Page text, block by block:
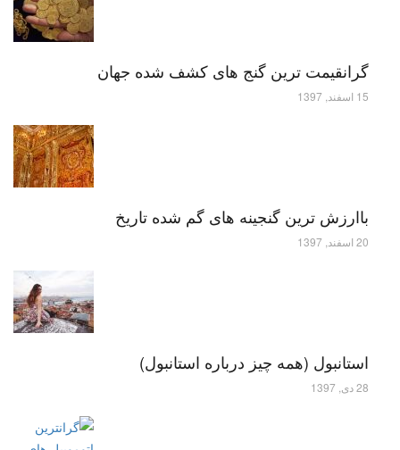
گرانقیمت ترین گنج های کشف شده جهان
15 اسفند, 1397
باارزش ترین گنجینه های گم شده تاریخ
20 اسفند, 1397
استانبول (همه چیز درباره استانبول)
28 دی, 1397